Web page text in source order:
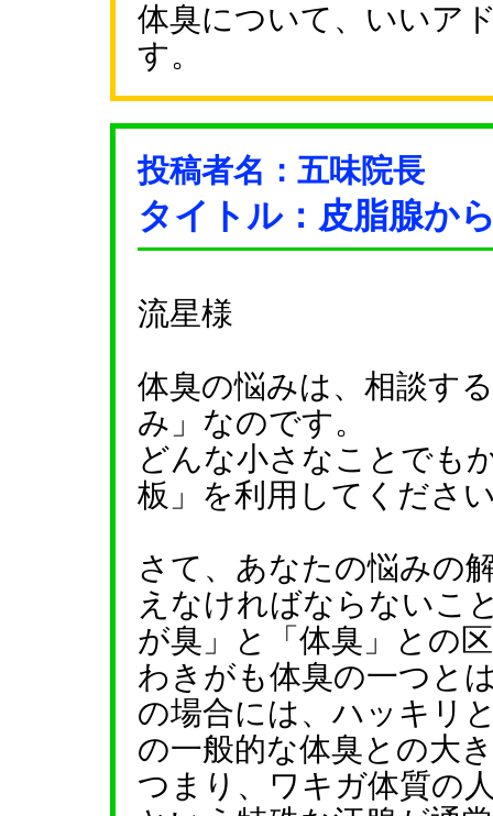
体臭について、いいア
す。
投稿者名：五味院長
タイトル：皮脂腺か
流星様
体臭の悩みは、相談す
み」なのです。
どんな小さなことでも
板」を利用してくださ
さて、あなたの悩みの
えなければならないこ
が臭」と「体臭」との
わきがも体臭の一つと
の場合には、ハッキリ
の一般的な体臭との大
つまり、ワキガ体質の